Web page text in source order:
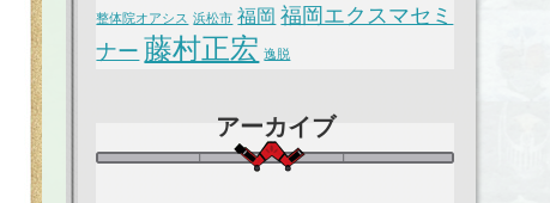
整体院オアシス 浜松市 福岡 福岡エクスマセミ
ナー 藤村正宏 逸脱
アーカイブ